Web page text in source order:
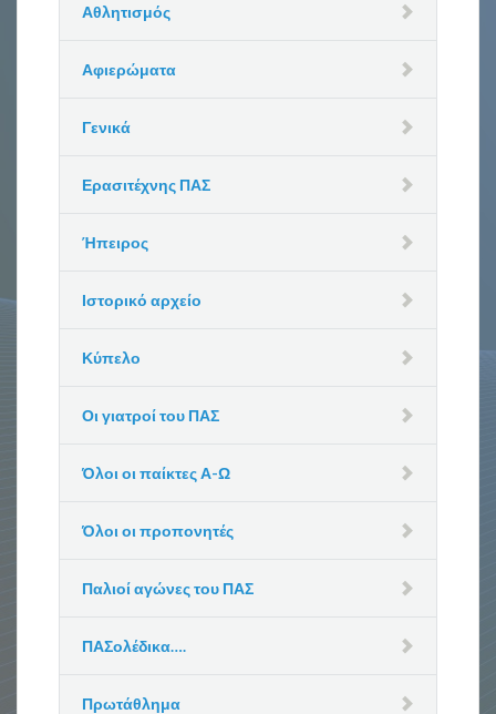
Αθλητισμός
Αφιερώματα
Γενικά
Ερασιτέχνης ΠΑΣ
Ήπειρος
Ιστορικό αρχείο
Κύπελο
Οι γιατροί του ΠΑΣ
Όλοι οι παίκτες Α-Ω
Όλοι οι προπονητές
Παλιοί αγώνες του ΠΑΣ
ΠΑΣολέδικα….
Πρωτάθλημα